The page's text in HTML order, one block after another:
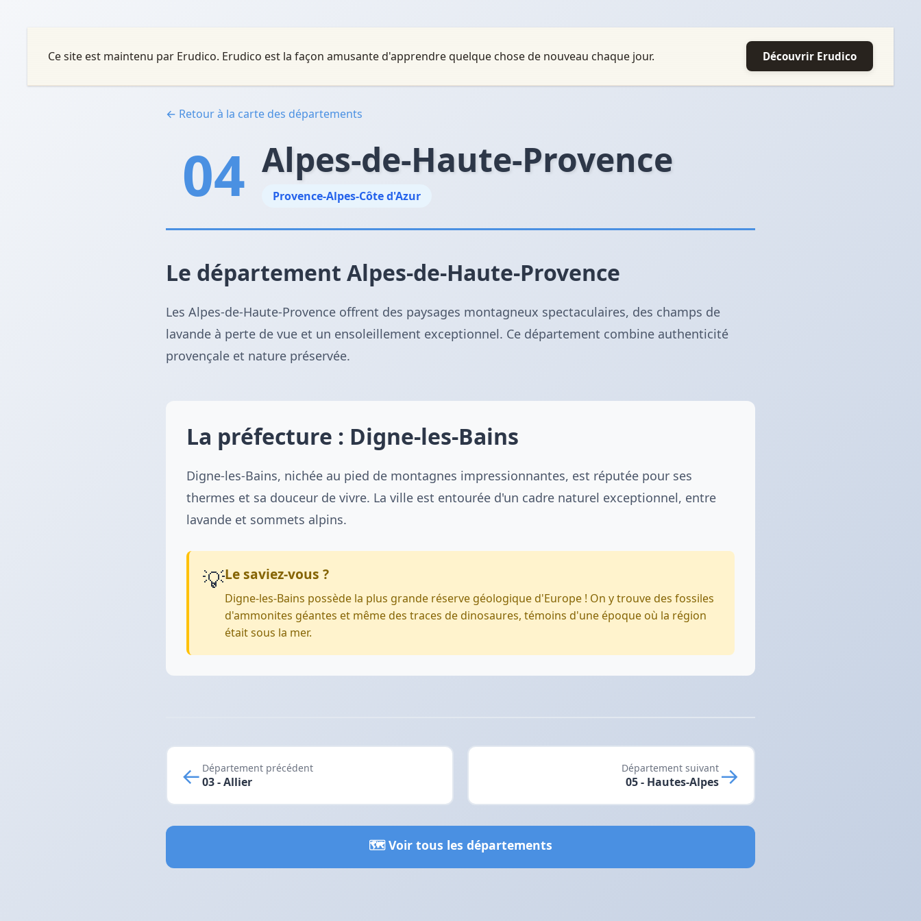
Ce site est maintenu par Erudico. Erudico est la façon amusante d'apprendre quelque chose de nouveau chaque jour. Découvrir Erudico
← Retour à la carte des départements
04 Alpes-de-Haute-Provence
Provence-Alpes-Côte d'Azur
Le département Alpes-de-Haute-Provence
Les Alpes-de-Haute-Provence offrent des paysages montagneux spectaculaires, des champs de
lavande à perte de vue et un ensoleillement exceptionnel. Ce département combine authenticité
provençale et nature préservée.
La préfecture : Digne-les-Bains
Digne-les-Bains, nichée au pied de montagnes impressionnantes, est réputée pour ses
thermes et sa douceur de vivre. La ville est entourée d'un cadre naturel exceptionnel, entre
lavande et sommets alpins.
💡Le saviez-vous ?
Digne-les-Bains possède la plus grande réserve géologique d'Europe ! On y trouve des fossiles
d'ammonites géantes et même des traces de dinosaures, témoins d'une époque où la région
était sous la mer.
← Département précédent
03 - Allier
Département suivant
05 - Hautes-Alpes→
🗺️ Voir tous les départements